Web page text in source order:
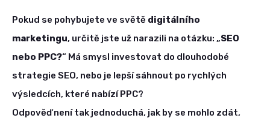
Pokud se pohybujete ve světě digitálního
marketingu, určitě jste už narazili na otázku: „SEO
nebo PPC?“ Má smysl investovat do dlouhodobé
strategie SEO, nebo je lepší sáhnout po rychlých
výsledcích, které nabízí PPC?
Odpověď není tak jednoduchá, jak by se mohlo zdát,